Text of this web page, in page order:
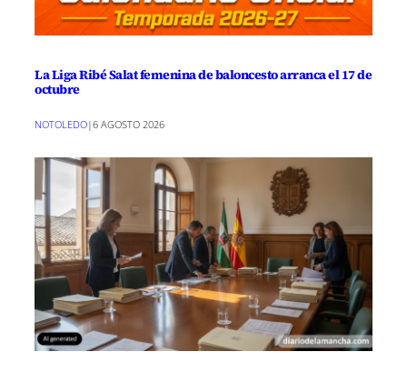
La Liga Ribé Salat femenina de baloncesto arranca el 17 de
octubre
NOTOLEDO|6 AGOSTO 2026